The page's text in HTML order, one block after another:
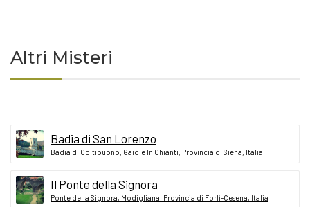
Altri Misteri
Badia di San Lorenzo
Badia di Coltibuono, Gaiole In Chianti, Provincia di Siena, Italia
Il Ponte della Signora
Ponte della Signora, Modigliana, Provincia di Forlì-Cesena, Italia